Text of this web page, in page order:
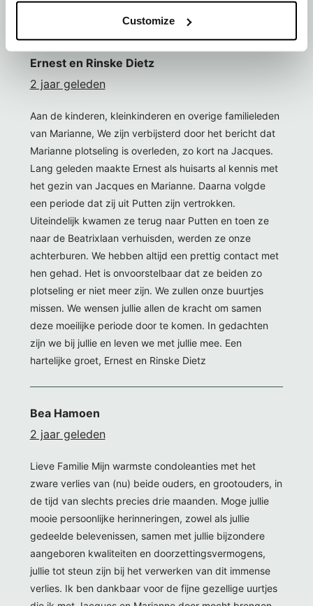
Customize
Ernest en Rinske Dietz
2 jaar geleden
Aan de kinderen, kleinkinderen en overige familieleden
van Marianne, We zijn verbijsterd door het bericht dat
Marianne plotseling is overleden, zo kort na Jacques.
Lang geleden maakte Ernest als huisarts al kennis met
het gezin van Jacques en Marianne. Daarna volgde
een periode dat zij uit Putten zijn vertrokken.
Uiteindelijk kwamen ze terug naar Putten en toen ze
naar de Beatrixlaan verhuisden, werden ze onze
achterburen. We hebben altijd een prettig contact met
hen gehad. Het is onvoorstelbaar dat ze beiden zo
plotseling er niet meer zijn. We zullen onze buurtjes
missen. We wensen jullie allen de kracht om samen
deze moeilijke periode door te komen. In gedachten
zijn we bij jullie en leven we met jullie mee. Een
hartelijke groet, Ernest en Rinske Dietz
Bea Hamoen
2 jaar geleden
Lieve Familie Mijn warmste condoleanties met het
zware verlies van (nu) beide ouders, en grootouders, in
de tijd van slechts precies drie maanden. Moge jullie
mooie persoonlijke herinneringen, zowel als jullie
gedeelde belevenissen, samen met jullie bijzondere
aangeboren kwaliteiten en doorzettingsvermogens,
jullie tot steun zijn bij het verwerken van dit immense
verlies. Ik ben dankbaar voor de fijne gezellige uurtjes